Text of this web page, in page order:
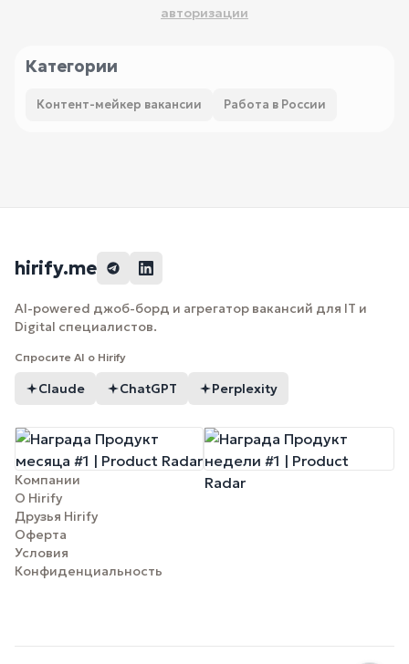
авторизации
Категории
Контент-мейкер вакансии Работа в России
hirify.me
AI-powered джоб-борд и агрегатор вакансий для IT и
Digital специалистов.
Спросите AI о Hirify
Claude ChatGPT Perplexity
Компании
О Hirify
Друзья Hirify
Оферта
Условия
Конфиденциальность